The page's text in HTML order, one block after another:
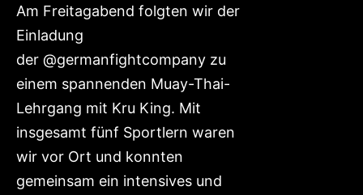
Am Freitagabend folgten wir der
Einladung
der @germanfightcompany zu
einem spannenden Muay-Thai-
Lehrgang mit Kru King. Mit
insgesamt fünf Sportlern waren
wir vor Ort und konnten
gemeinsam ein intensives und